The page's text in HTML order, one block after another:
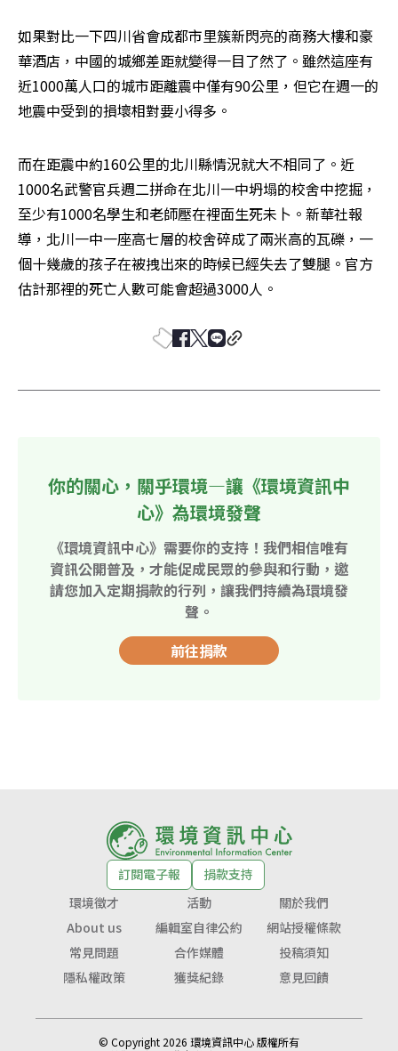
如果對比一下四川省會成都市里簇新閃亮的商務大樓和豪
華酒店，中國的城鄉差距就變得一目了然了。雖然這座有
近1000萬人口的城市距離震中僅有90公里，但它在週一的
地震中受到的損壞相對要小得多。
而在距震中約160公里的北川縣情況就大不相同了。近
1000名武警官兵週二拼命在北川一中坍塌的校舍中挖掘，
至少有1000名學生和老師壓在裡面生死未卜。新華社報
導，北川一中一座高七層的校舍碎成了兩米高的瓦礫，一
個十幾歲的孩子在被拽出來的時候已經失去了雙腿。官方
估計那裡的死亡人數可能會超過3000人。
你的關心，關乎環境—讓《環境資訊中
心》為環境發聲
《環境資訊中心》需要你的支持！我們相信唯有
資訊公開普及，才能促成民眾的參與和行動，邀
請您加入定期捐款的行列，讓我們持續為環境發
聲。
前往捐款
訂閱電子報
捐款支持
環境徵才
活動
關於我們
About us
編輯室自律公約
網站授權條款
常見問題
合作媒體
投稿須知
隱私權政策
獲獎紀錄 意見回饋
© Copyright 2026 環境資訊中心 版權所有